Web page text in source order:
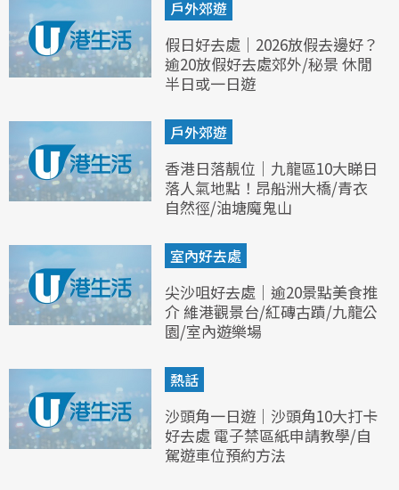
戶外郊遊
假日好去處｜2026放假去邊好？
逾20放假好去處郊外/秘景 休閒
半日或一日遊
戶外郊遊
香港日落靚位｜九龍區10大睇日
落人氣地點！昂船洲大橋/青衣
自然徑/油塘魔鬼山
室內好去處
尖沙咀好去處｜逾20景點美食推
介 維港觀景台/紅磚古蹟/九龍公
園/室內遊樂場
熱話
沙頭角一日遊｜沙頭角10大打卡
好去處 電子禁區紙申請教學/自
駕遊車位預約方法